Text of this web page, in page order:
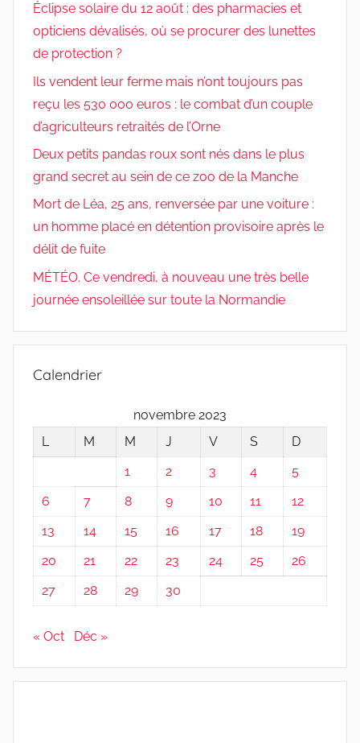
Éclipse solaire du 12 août : des pharmacies et
opticiens dévalisés, où se procurer des lunettes
de protection ?
Ils vendent leur ferme mais n’ont toujours pas
reçu les 530 000 euros : le combat d’un couple
d’agriculteurs retraités de l’Orne
Deux petits pandas roux sont nés dans le plus
grand secret au sein de ce zoo de la Manche
Mort de Léa, 25 ans, renversée par une voiture :
un homme placé en détention provisoire après le
délit de fuite
MÉTÉO. Ce vendredi, à nouveau une très belle
journée ensoleillée sur toute la Normandie
Calendrier
novembre 2023
L
M M J V S
D
1
2 3 4
5
6
7 8 9 10 11
12
13
14 15 16 17 18
19
20
21 22 23 24 25
26
27
28 29 30
« Oct Déc »